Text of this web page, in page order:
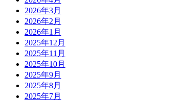
2026年3月
2026年2月
2026年1月
2025年12月
2025年11月
2025年10月
2025年9月
2025年8月
2025年7月